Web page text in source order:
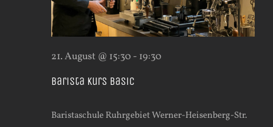
Barista Kurs Basic
21. August @ 15:30- 19:30
Baristaschule RuhrgebietWerner-Heisenberg-Str.